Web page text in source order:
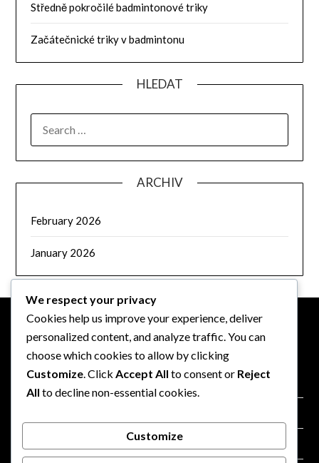
Středně pokročilé badmintonové triky
Začátečnické triky v badmintonu
HLEDAT
FOR:
ARCHIV
February 2026
January 2026
PRÁVNÍ INFORMACE
Kdo jsme
We respect your privacy
Cookies help us improve your experience, deliver
personalized content, and analyze traffic. You can
choose which cookies to allow by clicking
Customize . Click Accept All to consent or Reject
All to decline non-essential cookies.
Customize